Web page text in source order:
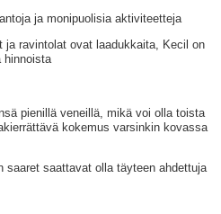
ja monipuolisia aktiviteetteja
ja ravintolat ovat laadukkaita, Kecil on
hinnoista
pienillä veneillä, mikä voi olla toista
kokemus varsinkin kovassa
saaret saattavat olla täyteen ahdettuja